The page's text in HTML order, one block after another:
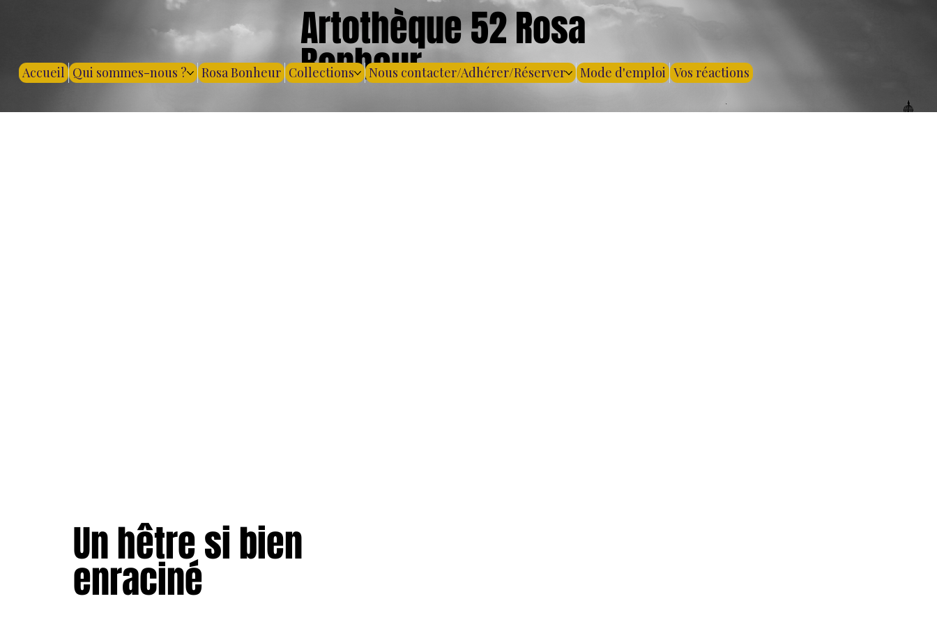
Artothèque 52 Rosa
Bonheur
Accueil Qui sommes-nous ? Rosa Bonheur Collections Nous contacter/Adhérer/Réserver Mode d'emploi Vos réactions
Un hêtre si bien
enraciné